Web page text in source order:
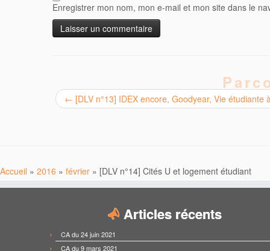
Enregistrer mon nom, mon e-mail et mon site dans le
← [DLV n°13] IDEX encore, Goodyear, Vie étudiante
Accueil » 2016 » février » [DLV n°14] Cités U et logement étudiant
Articles récents
CA du 24 juin 2021
CA du 9 mars 2021